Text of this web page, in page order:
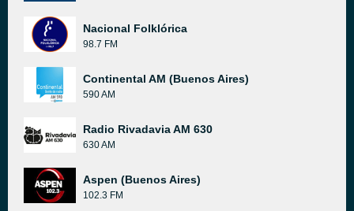
Nacional Folklórica
98.7 FM
Continental AM (Buenos Aires)
590 AM
Radio Rivadavia AM 630
630 AM
Aspen (Buenos Aires)
102.3 FM